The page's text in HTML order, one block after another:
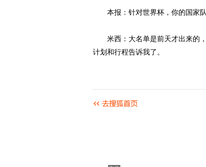
本报：针对世界杯，你的国家队
米西：大名单是前天才出来的，
计划和行程告诉我了。